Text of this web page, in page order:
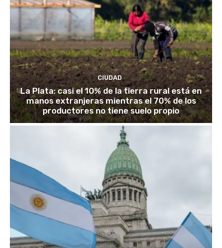
CIUDAD
La Plata: casi el 10% de la tierra rural está en
manos extranjeras mientras el 70% de los
productores no tiene suelo propio